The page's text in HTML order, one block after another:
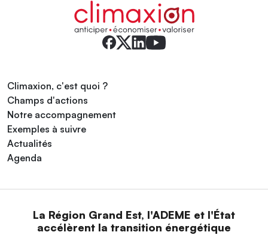
Climaxion, c'est quoi ?
Champs d'actions
Notre accompagnement
Exemples à suivre
Actualités
Agenda
La Région Grand Est, l'ADEME et l'État
accélèrent la transition énergétique